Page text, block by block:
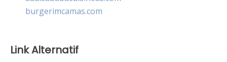
burgerimcamas.com
Link Alternatif